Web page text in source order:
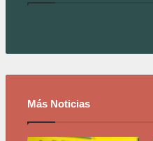
Más Noticias